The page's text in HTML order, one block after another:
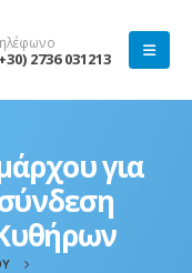
2736 031213
για